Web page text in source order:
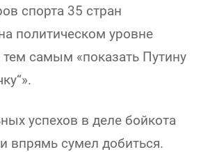
спорта 35 стран
политическом уровне
самым «показать Путину
успехов в деле бойкота
впрямь сумел добиться.